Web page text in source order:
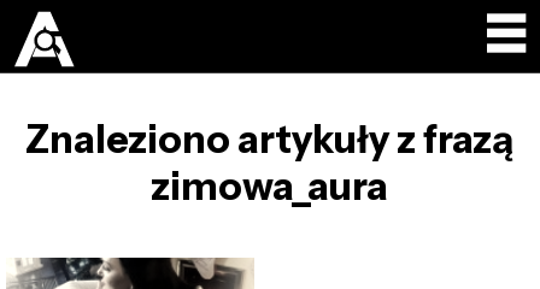
Znaleziono artykuły z frazą
zimowa_aura